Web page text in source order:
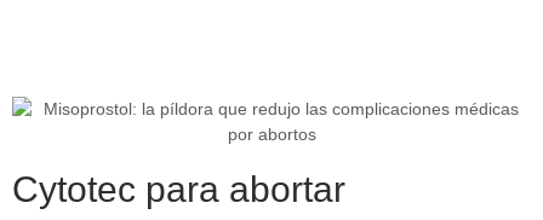
Cytotec para abortar